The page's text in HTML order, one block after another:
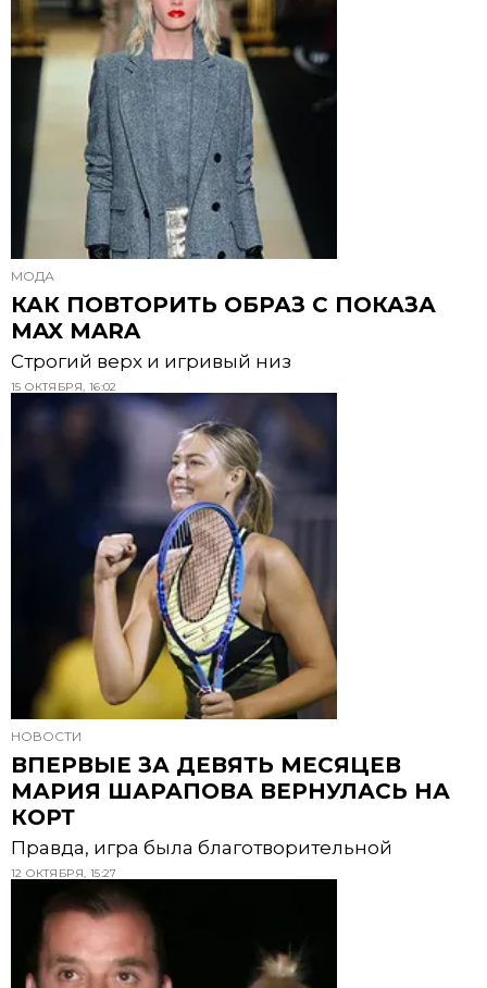
МОДА
КАК ПОВТОРИТЬ ОБРАЗ С ПОКАЗА
MAX MARA
Строгий верх и игривый низ
15 ОКТЯБРЯ, 16:02
НОВОСТИ
ВПЕРВЫЕ ЗА ДЕВЯТЬ МЕСЯЦЕВ
МАРИЯ ШАРАПОВА ВЕРНУЛАСЬ НА
КОРТ
Правда, игра была благотворительной
12 ОКТЯБРЯ, 15:27